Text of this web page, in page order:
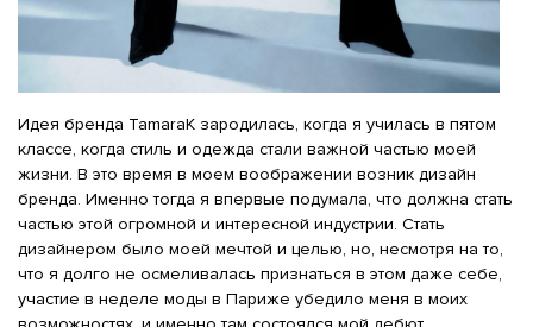
Идея бренда TamaraK зародилась, когда я училась в пятом
классе, когда стиль и одежда стали важной частью моей
жизни. В это время в моем воображении возник дизайн
бренда. Именно тогда я впервые подумала, что должна стать
частью этой огромной и интересной индустрии. Стать
дизайнером было моей мечтой и целью, но, несмотря на то,
что я долго не осмеливалась признаться в этом даже себе,
участие в неделе моды в Париже убедило меня в моих